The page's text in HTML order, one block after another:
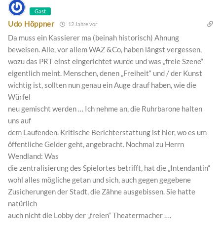
Gast
Udo Höppner 12 Jahre vor
Da muss ein Kassierer ma (beinah historisch) Ahnung
beweisen. Alle, vor allem WAZ &Co, haben längst vergessen,
wozu das PRT einst eingerichtet wurde und was „freie Szene“
eigentlich meint. Menschen, denen „Freiheit“ und / der Kunst
wichtig ist, sollten nun genau ein Auge drauf haben, wie die
Würfel
neu gemischt werden … Ich nehme an, die Ruhrbarone halten
uns auf
dem Laufenden. Kritische Berichterstattung ist hier, wo es um
öffentliche Gelder geht, angebracht. Nochmal zu Herrn
Wendland: Was
die zentralisierung des Spielortes betrifft, hat die „Intendantin“
wohl alles mögliche getan und sich, auch gegen gegebene
Zusicherungen der Stadt, die Zähne ausgebissen. Sie hatte
natürlich
auch nicht die Lobby der „freien“ Theatermacher ….